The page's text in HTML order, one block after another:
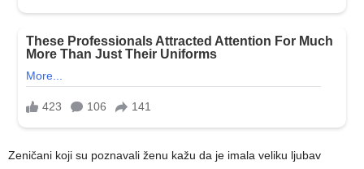
Zeničani koji su poznavali ženu kažu da je imala veliku ljubav